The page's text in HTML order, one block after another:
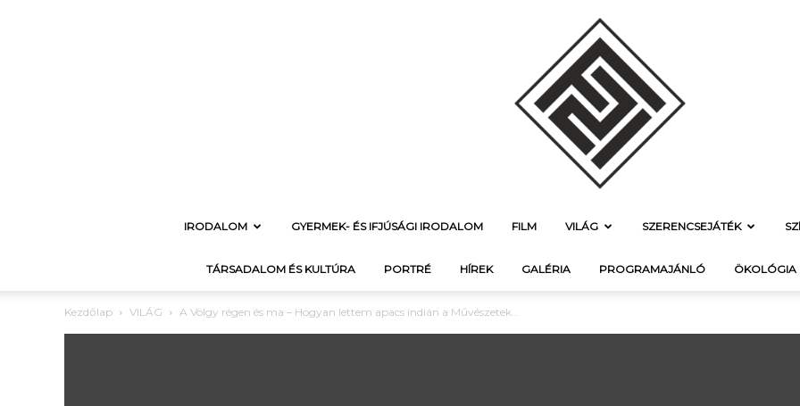
f21.hu
IRODALOM GYERMEK- ÉS IFJÚSÁGI IRODALOM FILM VILÁG SZERENCSEJÁTÉK
TÁRSADALOM ÉS KULTÚRA PORTRÉ HÍREK GALÉRIA PROGRAMAJÁNLÓ ÖKOLÓGIA
Kezdőlap VILÁG A Völgy régen és ma – Hogyan lettem apacs indián a Művészetek...